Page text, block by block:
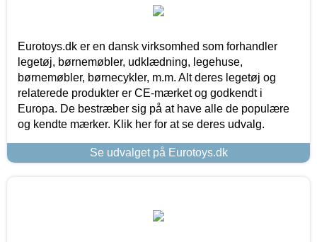
Eurotoys.dk er en dansk virksomhed som forhandler
legetøj, børnemøbler, udklædning, legehuse,
børnemøbler, børnecykler, m.m. Alt deres legetøj og
relaterede produkter er CE-mærket og godkendt i
Europa. De bestræber sig på at have alle de populære
og kendte mærker. Klik her for at se deres udvalg.
Se udvalget på Eurotoys.dk